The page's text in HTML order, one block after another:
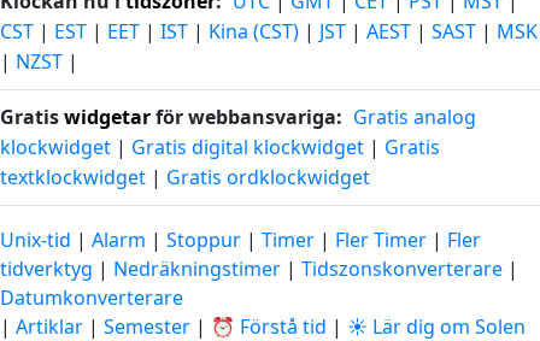
CST | EST | EET | IST | Kina (CST) | JST | AEST | SAST | MSK
| NZST |
Gratiswidgetarför webbansvariga: Gratis analog
klockwidget | Gratis digital klockwidget | Gratis
textklockwidget | Gratis ordklockwidget
Unix-tid | Alarm | Stoppur | Timer | Fler Timer | Fler
tidverktyg | Nedräkningstimer | Tidszonskonverterare |
Datumkonverterare
| Artiklar | Semester | ⏰ Förstå tid | ☀️ Lär dig om Solen